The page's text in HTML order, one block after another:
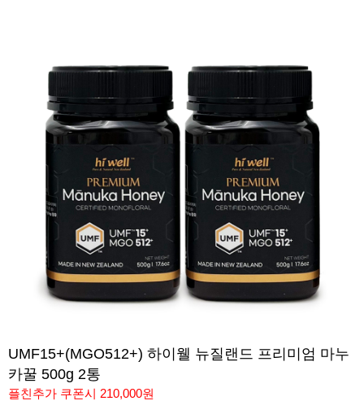
UMF15+(MGO512+) 하이웰 뉴질랜드 프리미엄 마누
카꿀 500g 2통
플친추가 쿠폰시 210,000원